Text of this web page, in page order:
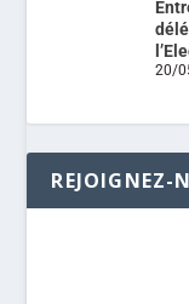
20/
REJOIGNEZ-